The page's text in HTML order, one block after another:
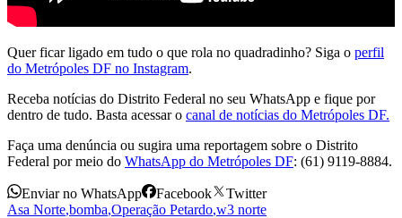
Quer ficar ligado em tudo o que rola no quadradinho? Siga o perfil
do Metrópoles DF no Instagram.
Receba notícias do Distrito Federal no seu WhatsApp e fique por
dentro de tudo. Basta acessar o canal de notícias do Metrópoles DF.
Faça uma denúncia ou sugira uma reportagem sobre o Distrito
Federal por meio do WhatsApp do Metrópoles DF: (61) 9119-8884.
Enviar no WhatsApp Facebook
Twitter
Asa Norte,bomba,Operação Petardo,w3 norte